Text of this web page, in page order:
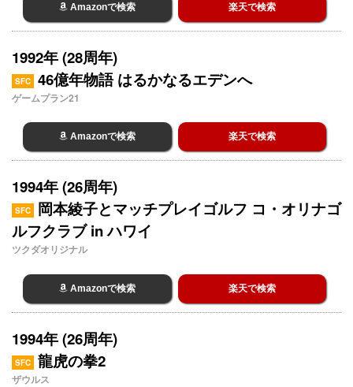
Amazonで検索 楽天で検索
1992年 (28周年)
SFC 46億年物語 はるかなるエデンへ
ゲームプラン21
Amazonで検索 楽天で検索
1994年 (26周年)
SFC
岡本綾子とマッチプレイゴルフ コ・オリナゴ
ルフクラブ in ハワイ
ツクダオリジナル
Amazonで検索 楽天で検索
1994年 (26周年)
SFC 龍虎の拳2
ザウルス